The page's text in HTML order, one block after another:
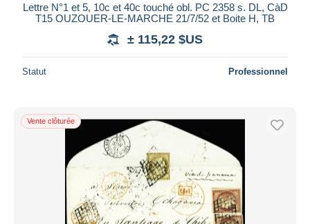
Lettre N°1 et 5, 10c et 40c touché obl. PC 2358 s. DL, CàD
T15 OUZOUER-LE-MARCHE 21/7/52 et Boite H, TB
± 115,22 $US
Statut Professionnel
Vente clôturée